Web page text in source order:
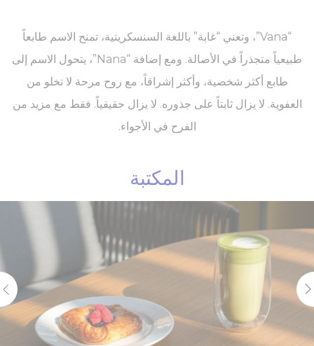
“Vana”، وتعني “غابة” باللغة السنسكريتية، تمنح الاسم طابعاً
طبيعياً متجذراً في الأصالة. ومع إضافة “Nana”، يتحول الاسم إلى
طابع أكثر شخصية، وأكثر إشراقاً، مع روح مرحة لا تخلو من
العفوية. لا يزال ثابتاً على جذوره. لا يزال حقيقياً. فقط مع مزيد من
الفرح في الأجواء.
المكتبة